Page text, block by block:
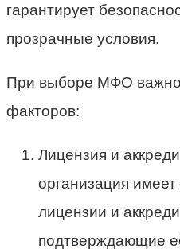
гарантирует
прозрачные условия.
При выборе МФО важно
факторов:
Лицензия и
организация
лицензии и
подтверждающие